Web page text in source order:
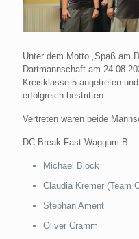
Unter dem Motto „Spaß am
Dartmannschaft am
Kreisklasse 5 angetreten
erfolgreich bestritten.
Vertreten waren beide
DC Break-Fast Waggum B:
Michael Block
Claudia Kremer (Team
Stephan Ament
Oliver Cramm